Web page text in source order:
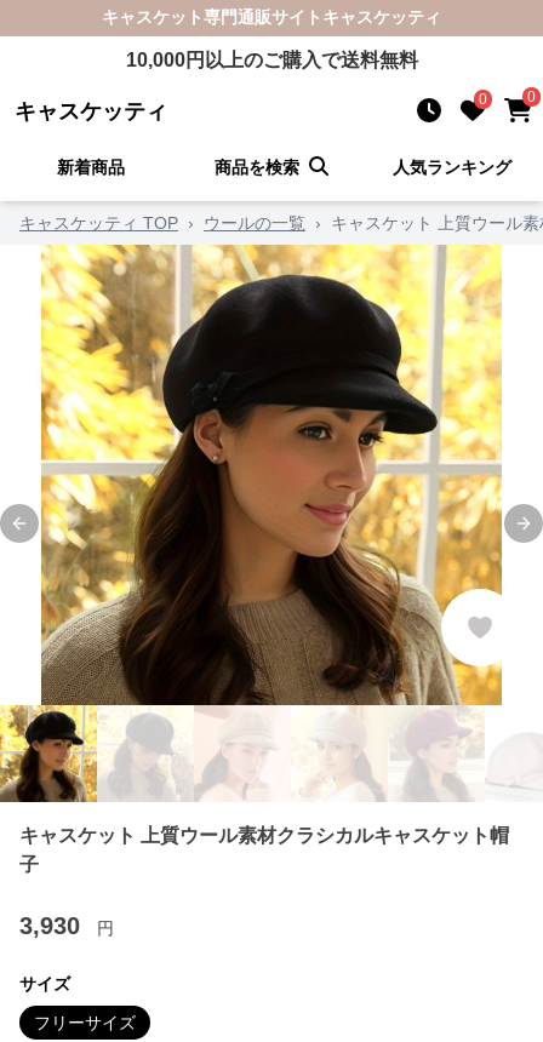
キャスケット専門通販サイト キャスケッティ
10,000円以上のご購入で送料無料
キャスケッティ 0 0
新着商品 商品を検索 人気ランキング
キャスケッティ TOP › ウールの一覧 › キャスケット 上質ウール
Previous slide
キャスケット 上質ウール素材クラシカルキャスケット帽
子
3,930 円
サイズ
フリーサイズ